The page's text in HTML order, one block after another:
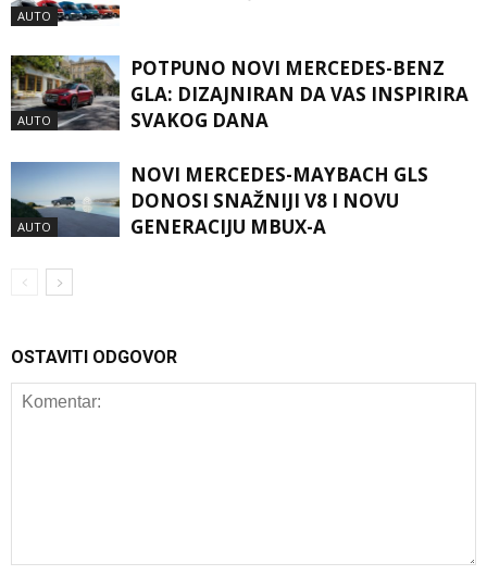
AUTO
AUTO
POTPUNO NOVI MERCEDES-BENZ
GLA: DIZAJNIRAN DA VAS INSPIRIRA
SVAKOG DANA
AUTO
NOVI MERCEDES-MAYBACH GLS
DONOSI SNAŽNIJI V8 I NOVU
GENERACIJU MBUX-A
OSTAVITI ODGOVOR